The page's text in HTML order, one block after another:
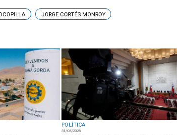
POLÍTICA
31/05/2026
JORGE CORTÉS MONROY